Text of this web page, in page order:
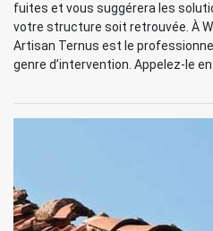
fuites et vous suggérera les
votre structure soit retrouvée. À
Artisan Ternus est le
genre d’intervention. Appelez-le en